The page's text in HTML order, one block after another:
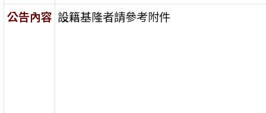
公告內容 設籍基隆者請參考附件